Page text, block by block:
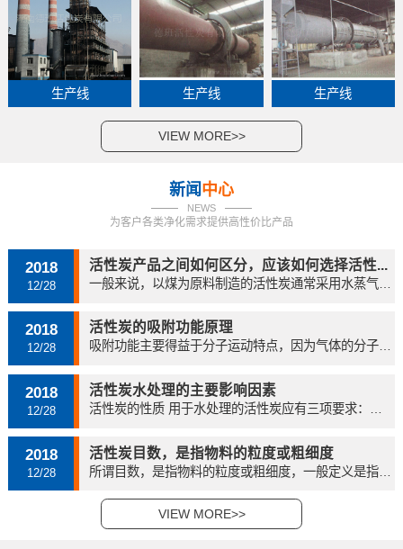
生产线 生产线 生产线
VIEW MORE>>
新闻 中心
NEWS
为客户各类净化需求提供高性价比产品
2018
12/28
活性炭产品之间如何区分，应该如何选择活性...
一般来说，以煤为原料制造的活性炭通常采用水蒸气或...
2018
12/28
活性炭的吸附功能原理
吸附功能主要得益于分子运动特点，因为气体的分子始...
2018
12/28
活性炭水处理的主要影响因素
2018
12/28
活性炭目数，是指物料的粒度或粗细度
所谓目数，是指物料的粒度或粗细度，一般定义是指在...
VIEW MORE>>